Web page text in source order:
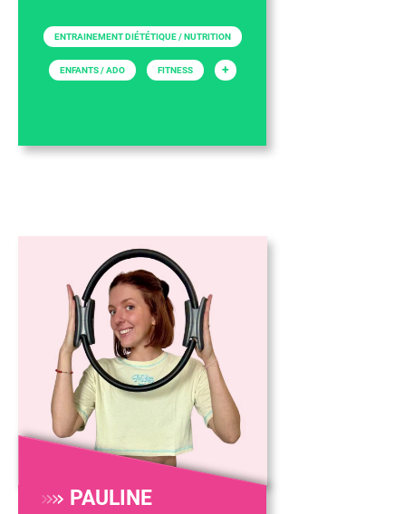
ENTRAINEMENT DIÉTÉTIQUE / NUTRITION
ENFANTS / ADO FITNESS +
PAULINE